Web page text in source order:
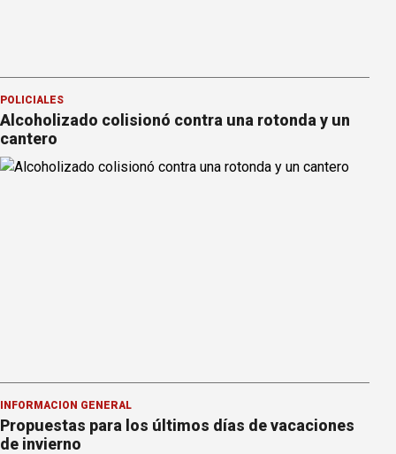
POLICIALES
Alcoholizado colisionó contra una rotonda y un
cantero
INFORMACION GENERAL
Propuestas para los últimos días de vacaciones
de invierno